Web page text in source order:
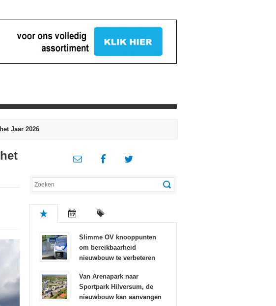
Jaar 2026
Slimme OV knooppunten
om bereikbaarheid
nieuwbouw te verbeteren
Van Arenapark naar
Sportpark Hilversum, de
nieuwbouw kan aanvangen